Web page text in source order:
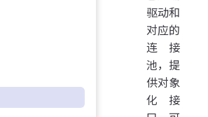
驱动和
对应的
连接
池，提
供对象
化接